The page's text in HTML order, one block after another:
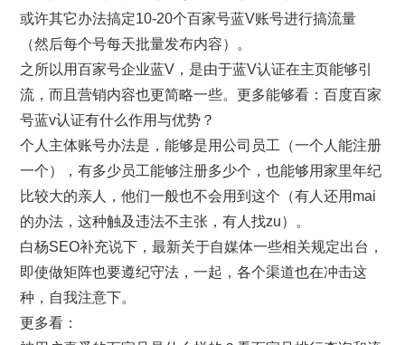
或许其它办法搞定10-20个百家号蓝V账号进行搞流量
（然后每个号每天批量发布内容）。
之所以用百家号企业蓝V，是由于蓝V认证在主页能够引
流，而且营销内容也更简略一些。更多能够看：百度百家
号蓝v认证有什么作用与优势？
个人主体账号办法是，能够是用公司员工（一个人能注册
一个），有多少员工能够注册多少个，也能够用家里年纪
比较大的亲人，他们一般也不会用到这个（有人还用mai
的办法，这种触及违法不主张，有人找zu）。
白杨SEO补充说下，最新关于自媒体一些相关规定出台，
即使做矩阵也要遵纪守法，一起，各个渠道也在冲击这
种，自我注意下。
更多看：